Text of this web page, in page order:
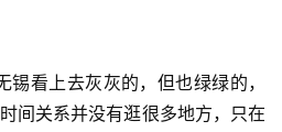
间关系并没有逛很多地方，只在